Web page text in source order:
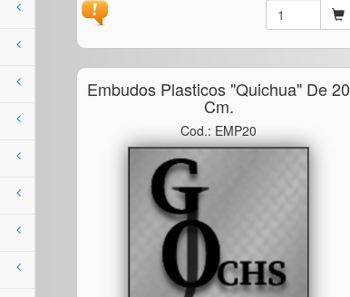
Embudos Plasticos "quichua" De 20
Cm.
Cod.: EMP20